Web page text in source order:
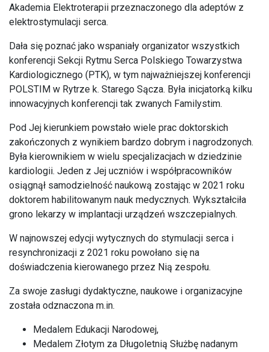
Akademia Elektroterapii przeznaczonego dla adeptów z
elektrostymulacji serca.
Dała się poznać jako wspaniały organizator wszystkich
konferencji Sekcji Rytmu Serca Polskiego Towarzystwa
Kardiologicznego (PTK), w tym najważniejszej konferencji
POLSTIM w Rytrze k. Starego Sącza. Była inicjatorką kilku
innowacyjnych konferencji tak zwanych Familystim.
Pod Jej kierunkiem powstało wiele prac doktorskich
zakończonych z wynikiem bardzo dobrym i nagrodzonych.
Była kierownikiem w wielu specjalizacjach w dziedzinie
kardiologii. Jeden z Jej uczniów i współpracowników
osiągnął samodzielność naukową zostając w 2021 roku
doktorem habilitowanym nauk medycznych. Wykształciła
grono lekarzy w implantacji urządzeń wszczepialnych.
W najnowszej edycji wytycznych do stymulacji serca i
resynchronizacji z 2021 roku powołano się na
doświadczenia kierowanego przez Nią zespołu.
Za swoje zasługi dydaktyczne, naukowe i organizacyjne
została odznaczona m.in.
Medalem Edukacji Narodowej,
Medalem Złotym za Długoletnią Służbę nadanym